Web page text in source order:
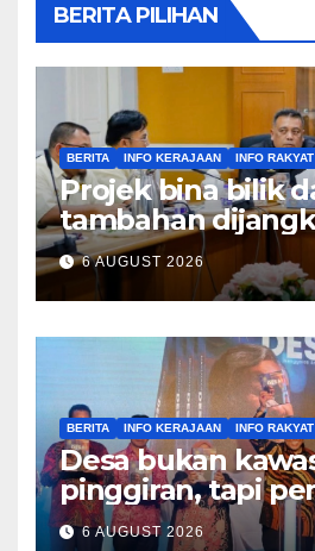
BERITA PILIHAN
BERITA INFO KERAJAAN INFO RAKYAT
Projek bina bilik
tambahan
Disember ini –
6 AUGUST 2026
BERITA INFO KERAJAAN INFO RAKYAT
Desa bukan
pinggiran, tapi
ekonomi negara –
6 AUGUST 2026